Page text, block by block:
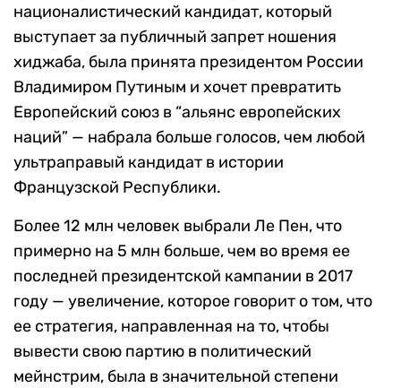
националистический кандидат, который
выступает за публичный запрет ношения
хиджаба, была принята президентом России
Владимиром Путиным и хочет превратить
Европейский союз в “альянс европейских
наций” — набрала больше голосов, чем любой
ультраправый кандидат в истории
Французской Республики.
Более 12 млн человек выбрали Ле Пен, что
примерно на 5 млн больше, чем во время ее
последней президентской кампании в 2017
году — увеличение, которое говорит о том, что
ее стратегия, направленная на то, чтобы
вывести свою партию в политический
мейнстрим, была в значительной степени